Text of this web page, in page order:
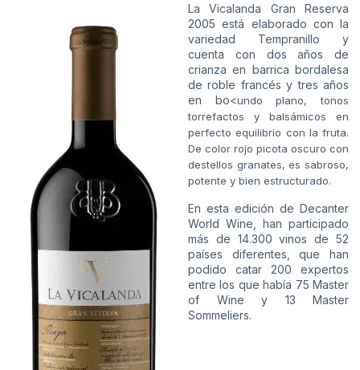
La Vicalanda Gran Reserva
2005 está elaborado con la
variedad Tempranillo y
cuenta con dos años de
crianza en barrica bordalesa
de roble francés y tres años
en bo<undo plano, tonos
torrefactos y balsámicos en
perfecto equilibrio con la fruta.
De color rojo picota oscuro con
destellos granates, es sabroso,
potente y bien estructurado.
En esta edición de Decanter
World Wine, han participado
más de 14.300 vinos de 52
países diferentes, que han
podido catar 200 expertos
entre los que había 75 Master
of Wine y 13 Master
Sommeliers.